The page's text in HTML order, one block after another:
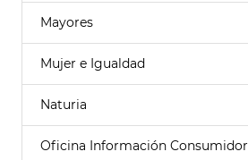
Mayores
Mujer e Igualdad
Naturia
Oficina Información Consumidor